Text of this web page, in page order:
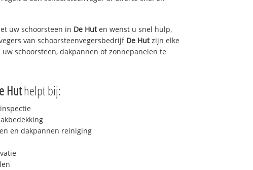
uw schoorsteen in De Huten wenst u snel hulp,
van schoorsteenvegersbedrijf De Hutzijn elke
schoorsteen, dakpannen of zonnepanelen te
Huthelpt bij:
en dakpannen reiniging